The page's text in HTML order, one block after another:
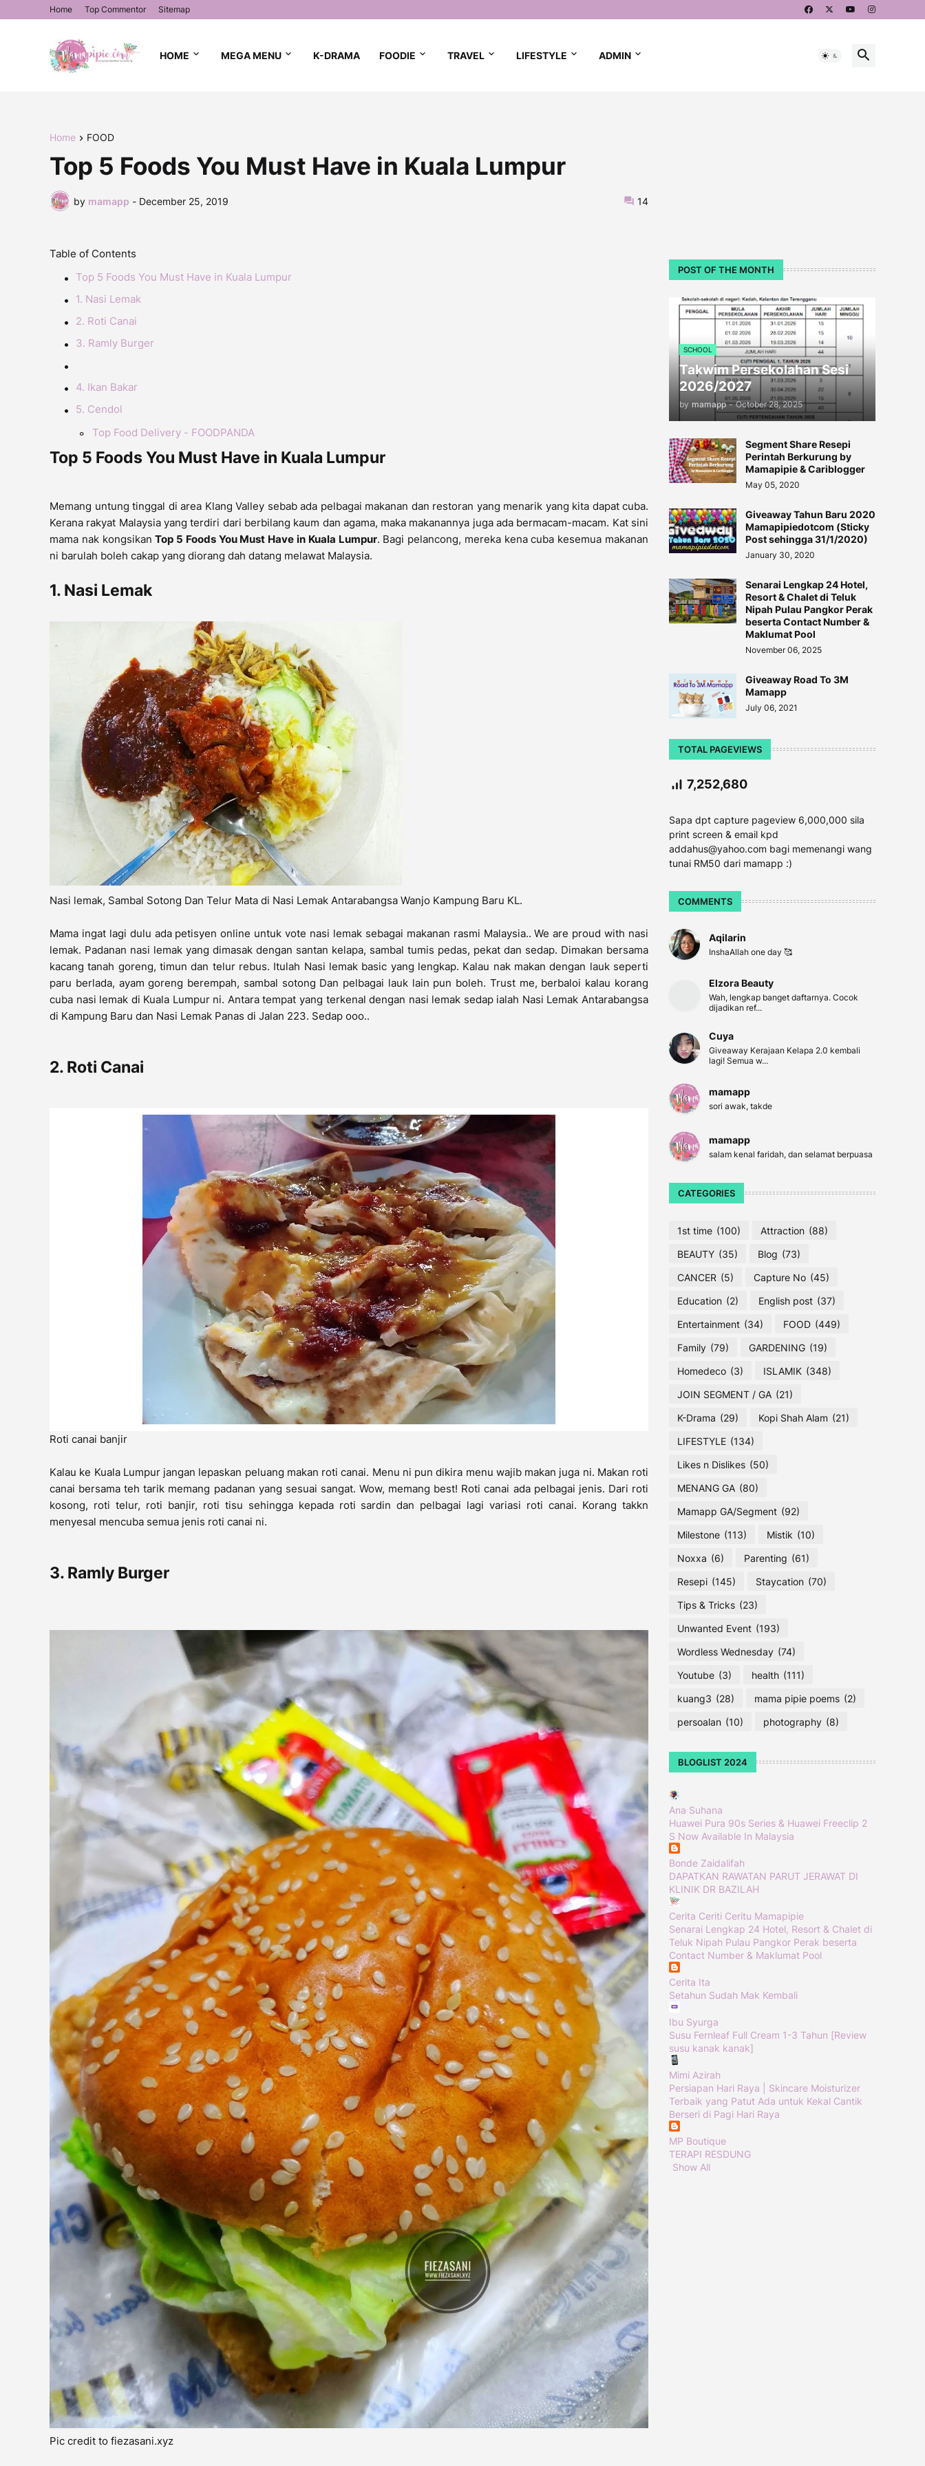
Home Top Commentor Sitemap
HOME MEGA MENU K-DRAMA FOODIE TRAVEL LIFESTYLE ADMIN
Home FOOD
Top 5 Foods You Must Have in Kuala Lumpur
by mamapp - December 25, 2019 14
Table of Contents
Top 5 Foods You Must Have in Kuala Lumpur
1. Nasi Lemak
2. Roti Canai
3. Ramly Burger
4. Ikan Bakar
5. Cendol
Top Food Delivery - FOODPANDA
Top 5 Foods You Must Have in Kuala Lumpur
Memang untung tinggal di area Klang Valley sebab ada pelbagai makanan dan restoran yang menarik yang kita dapat cuba.
Kerana rakyat Malaysia yang terdiri dari berbilang kaum dan agama, maka makanannya juga ada bermacam-macam. Kat sini
mama nak kongsikanTop 5 Foods You Must Have in Kuala Lumpur. Bagi pelancong, mereka kena cuba kesemua makanan
ni barulah boleh cakap yang diorang dah datang melawat Malaysia.
1. Nasi Lemak
Nasi lemak, Sambal Sotong Dan Telur Mata di Nasi Lemak Antarabangsa Wanjo Kampung Baru KL.
Mama ingat lagi dulu ada petisyen online untuk vote nasi lemak sebagai makanan rasmi Malaysia.. We are proud with nasi
lemak. Padanan nasi lemak yang dimasak dengan santan kelapa, sambal tumis pedas, pekat dan sedap. Dimakan bersama
kacang tanah goreng, timun dan telur rebus. Itulah Nasi lemak basic yang lengkap. Kalau nak makan dengan lauk seperti
paru berlada, ayam goreng berempah, sambal sotong Dan pelbagai lauk lain pun boleh. Trust me, berbaloi kalau korang
cuba nasi lemak di Kuala Lumpur ni. Antara tempat yang terkenal dengan nasi lemak sedap ialah Nasi Lemak Antarabangsa
di Kampung Baru dan Nasi Lemak Panas di Jalan 223. Sedap ooo..
2. Roti Canai
Roti canai banjir
Kalau ke Kuala Lumpur jangan lepaskan peluang makan roti canai. Menu ni pun dikira menu wajib makan juga ni. Makan roti
canai bersama teh tarik memang padanan yang sesuai sangat. Wow, memang best! Roti canai ada pelbagai jenis. Dari roti
kosong, roti telur, roti banjir, roti tisu sehingga kepada roti sardin dan pelbagai lagi variasi roti canai. Korang takkn
menyesal mencuba semua jenis roti canai ni.
3. Ramly Burger
Pic credit to fiezasani.xyz
POST OF THE MONTH
SCHOOL
Takwim Persekolahan Sesi
2026/2027
by mamapp - October 28, 2025
Segment Share Resepi
Perintah Berkurung by
Mamapipie & Cariblogger
May 05, 2020
Giveaway Tahun Baru 2020
Mamapipiedotcom (Sticky
Post sehingga 31/1/2020)
January 30, 2020
Senarai Lengkap 24 Hotel,
Resort & Chalet di Teluk
Nipah Pulau Pangkor Perak
beserta Contact Number &
Maklumat Pool
November 06, 2025
Giveaway Road To 3M
Mamapp
July 06, 2021
TOTAL PAGEVIEWS
7,252,680
Sapa dpt capture pageview 6,000,000 sila
print screen & email kpd
addahus@yahoo.com bagi memenangi wang
tunai RM50 dari mamapp :)
COMMENTS
Aqilarin
InshaAllah one day 🥰
Elzora Beauty
Wah, lengkap banget daftarnya. Cocok
dijadikan ref...
Cuya
Giveaway Kerajaan Kelapa 2.0 kembali
lagi! Semua w...
mamapp
sori awak, takde
mamapp
salam kenal faridah, dan selamat berpuasa
CATEGORIES
1st time (100) Attraction (88)
BEAUTY (35) Blog (73)
CANCER (5) Capture No (45)
Education (2) English post (37)
Entertainment (34) FOOD (449)
Family (79) GARDENING (19)
Homedeco (3) ISLAMIK (348)
JOIN SEGMENT / GA (21)
K-Drama (29) Kopi Shah Alam (21)
LIFESTYLE (134)
Likes n Dislikes (50)
MENANG GA (80)
Mamapp GA/Segment (92)
Milestone (113) Mistik (10)
Noxxa (6) Parenting (61)
Resepi (145) Staycation (70)
Tips & Tricks (23)
Unwanted Event (193)
Wordless Wednesday (74)
Youtube (3) health (111)
kuang3 (28) mama pipie poems (2)
persoalan (10) photography (8)
BLOGLIST 2024
Ana Suhana
Huawei Pura 90s Series & Huawei Freeclip 2
S Now Available In Malaysia
Bonde Zaidalifah
DAPATKAN RAWATAN PARUT JERAWAT DI
KLINIK DR BAZILAH
Cerita Ceriti Ceritu Mamapipie
Senarai Lengkap 24 Hotel, Resort & Chalet di
Teluk Nipah Pulau Pangkor Perak beserta
Contact Number & Maklumat Pool
Cerita Ita
Setahun Sudah Mak Kembali
Ibu Syurga
Susu Fernleaf Full Cream 1-3 Tahun [Review
susu kanak kanak]
Mimi Azirah
Persiapan Hari Raya | Skincare Moisturizer
Terbaik yang Patut Ada untuk Kekal Cantik
Berseri di Pagi Hari Raya
MP Boutique
TERAPI RESDUNG
Show All